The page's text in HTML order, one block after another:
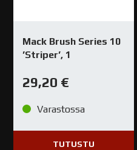
Mack Brush Series 10
’Striper’, 1
29,20 €
Varastossa
TUTUSTU